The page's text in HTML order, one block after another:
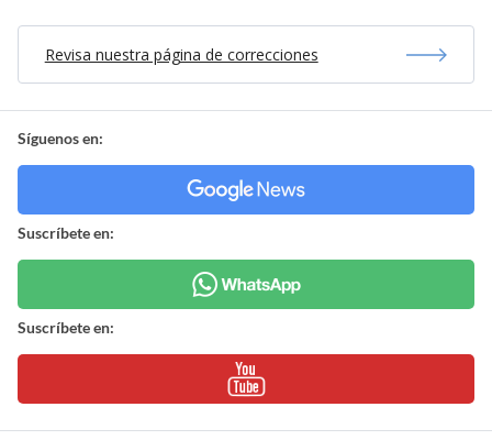
Revisa nuestra página de correcciones
Síguenos en:
Suscríbete en:
Suscríbete en: